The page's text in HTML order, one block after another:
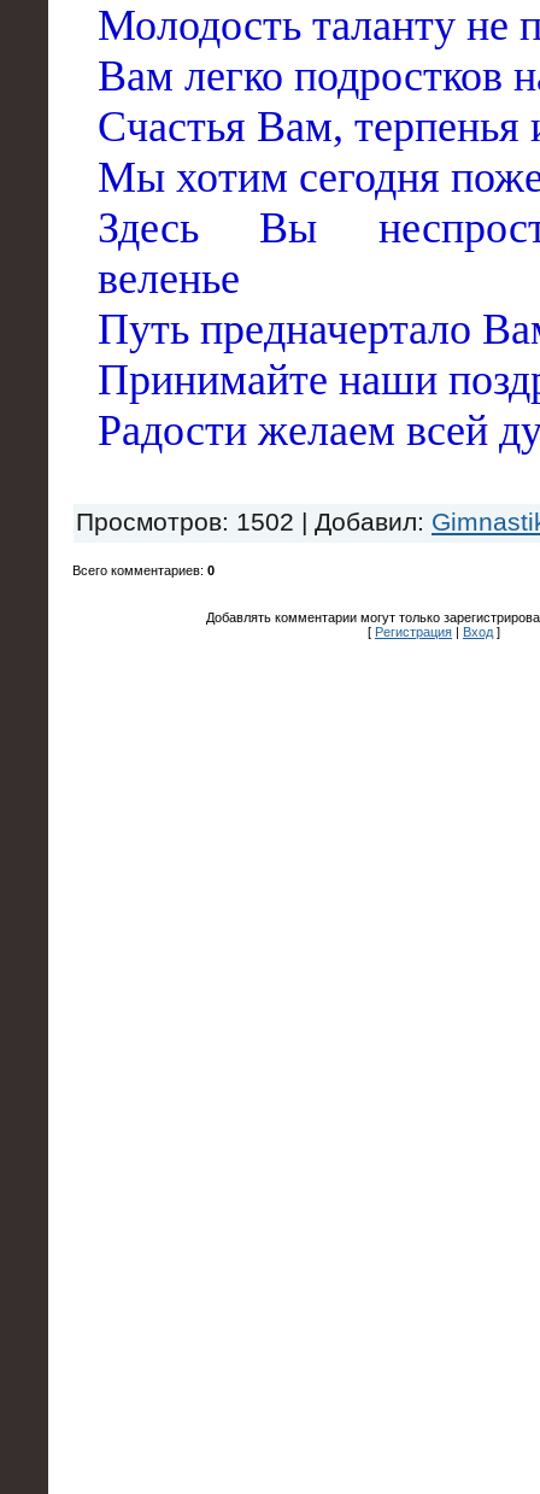
Молодость таланту не
Вам легко подростков
Счастья Вам, терпенья
Мы хотим сегодня
Здесь Вы
веленье
Путь предначертало
Принимайте наши
Радости желаем всей
Просмотров: 1502 | Добавил:
Всего комментариев: 0
Добавлять комментарии могут только
[ Регистрация | Вход ]